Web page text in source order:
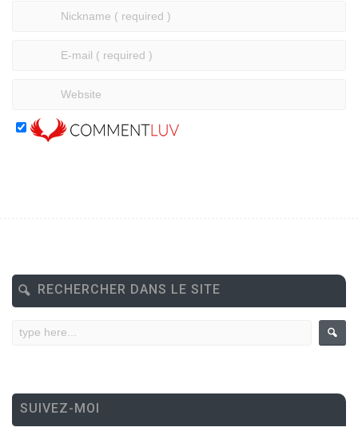
RECHERCHER DANS LE SITE
SUIVEZ-MOI